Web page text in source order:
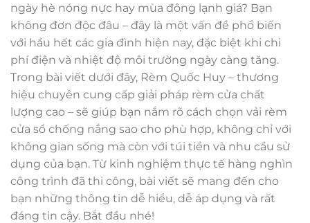
ngày hè nóng nực hay mùa đông lạnh giá? Bạn
không đơn độc đâu – đây là một vấn đề phổ biến
với hầu hết các gia đình hiện nay, đặc biệt khi chi
phí điện và nhiệt độ môi trường ngày càng tăng.
Trong bài viết dưới đây, Rèm Quốc Huy – thương
hiệu chuyên cung cấp giải pháp rèm cửa chất
lượng cao – sẽ giúp bạn nắm rõ cách chọn vải rèm
cửa sổ chống nắng sao cho phù hợp, không chỉ với
không gian sống mà còn với túi tiền và nhu cầu sử
dụng của bạn. Từ kinh nghiệm thực tế hàng nghìn
công trình đã thi công, bài viết sẽ mang đến cho
bạn những thông tin dễ hiểu, dễ áp dụng và rất
đáng tin cậy. Bắt đầu nhé!